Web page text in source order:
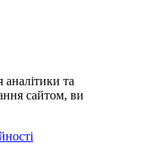
та
сайтом, ви